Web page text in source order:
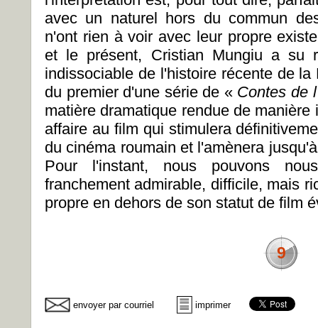
avec un naturel hors du commun
n'ont rien à voir avec leur propre
et le présent, Cristian Mungiu a su
indissociable de l'histoire récente de
du premier d'une série de « Contes de
matière dramatique rendue de
affaire au film qui stimulera
du cinéma roumain et l'amènera
Pour l'instant, nous pouvons
franchement admirable, difficile, mais
propre en dehors de son statut de film
9
envoyer par courriel imprimer